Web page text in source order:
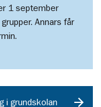
1 september
Annars får
i grundskolan